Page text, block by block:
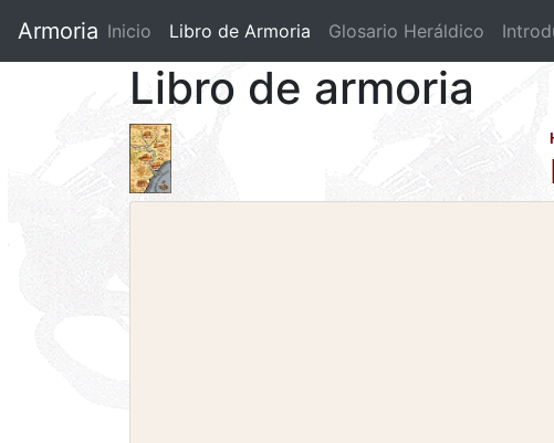
Armoria Inicio Libro de Armoria (current)
Glosario Heráldico
Libro de armoria